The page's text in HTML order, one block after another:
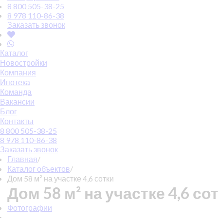
8 800 505-38-25
8 978 110-86-38
Заказать звонок
Каталог
Новостройки
Компания
Ипотека
Команда
Вакансии
Блог
Контакты
8 800 505-38-25
8 978 110-86-38
Заказать звонок
Главная/
Каталог объектов/
Дом 58 м² на участке 4,6 сотки
Дом 58 м² на участке 4,6
Фотографии